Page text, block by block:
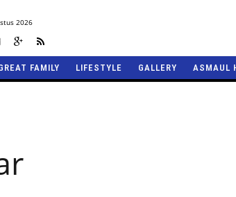
2026
FAMILY LIFESTYLE GALLERY ASMAUL